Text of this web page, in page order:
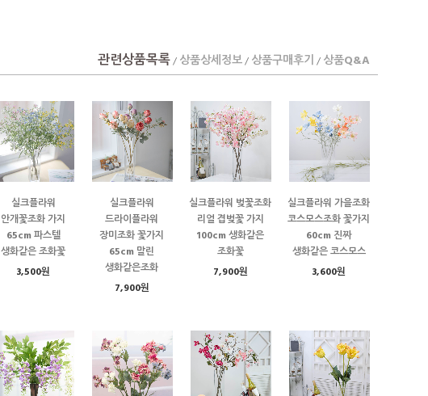
관련상품목록/ 상품상세정보/ 상품구매후기 / 상품Q&A
실크플라워
안개꽃조화 가지
65cm 파스텔
생화같은 조화꽃
3,500원
실크플라워
드라이플라워
장미조화 꽃가지
65cm 말린
생화같은조화
7,900원
실크플라워 벚꽃조화
리얼 겹벚꽃 가지
100cm 생화같은
조화꽃
7,900원
실크플라워 가을조화
코스모스조화 꽃가지
60cm 진짜
생화같은 코스모스
3,600원